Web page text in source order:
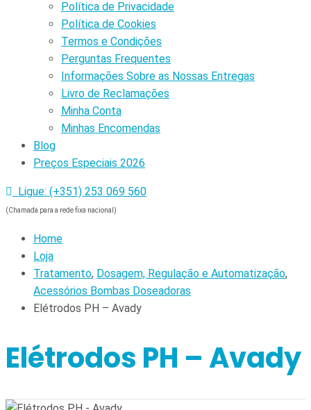
Política de Privacidade
Política de Cookies
Termos e Condições
Perguntas Frequentes
Informações Sobre as Nossas Entregas
Livro de Reclamações
Minha Conta
Minhas Encomendas
Blog
Preços Especiais 2026
Ligue: (+351) 253 069 560
(Chamada para a rede fixa nacional)
Home
Loja
Tratamento, Dosagem, Regulação e Automatização,
Acessórios Bombas Doseadoras
Elétrodos PH – Avady
Elétrodos PH – Avady